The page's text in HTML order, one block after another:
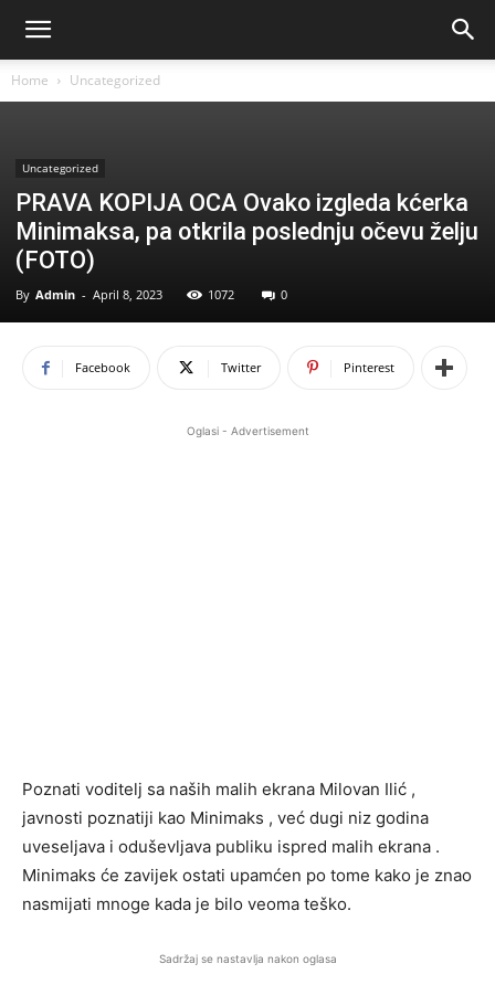
Home Uncategorized
Uncategorized
PRAVA KOPIJA OCA Ovako izgleda kćerka
Minimaksa, pa otkrila poslednju očevu želju
(FOTO)
By Admin - April 8, 2023 1072 0
Facebook Twitter Pinterest
Oglasi - Advertisement
Poznati voditelj sa naših malih ekrana Milovan Ilić ,
javnosti poznatiji kao Minimaks , već dugi niz godina
uveseljava i oduševljava publiku ispred malih ekrana .
Minimaks će zavijek ostati upamćen po tome kako je znao
nasmijati mnoge kada je bilo veoma teško.
Sadržaj se nastavlja nakon oglasa